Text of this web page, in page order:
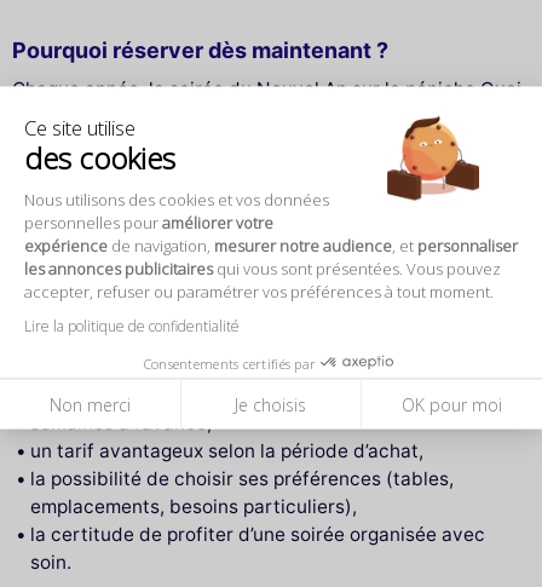
Ce site utilise
des cookies
Nous utilisons des cookies et vos données
personnelles pouraméliorer votre
expérience de navigation, mesurer notre audience , et personnaliser
les annonces publicitairesqui vous sont présentées. Vous pouvez
accepter, refuser ou paramétrer vos préférences à tout moment.
Lire la politique de confidentialité
Consentements certifiés par
Non merci Je choisis OK pour moi
Pourquoi réserver dès maintenant ?
Chaque année, la soirée du Nouvel An sur la péniche Quai
Liberté rencontre un véritable engouement. Le nombre de
places est
strictement limité
, car la capacité de la
péniche est volontairement réduite afin de préserver la
qualité de l’expérience. Contrairement aux grandes salles
ou aux événements massifs, il s’agit ici d’une soirée
intimiste, où chacun peut profiter du lieu sans être
bousculé ni compressé.
Réserver tôt, c’est garantir :
une place pour un événement souvent complet plusieurs
semaines à l’avance,
un tarif avantageux selon la période d’achat,
la possibilité de choisir ses préférences (tables,
emplacements, besoins particuliers),
la certitude de profiter d’une soirée organisée avec
soin.